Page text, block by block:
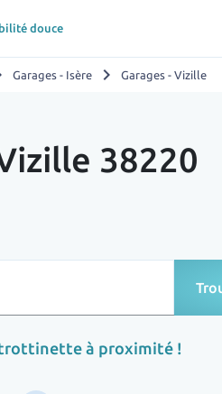
douce
Garages - Isère chevron_right Garages - Vizille
38220
trottinette à proximité !